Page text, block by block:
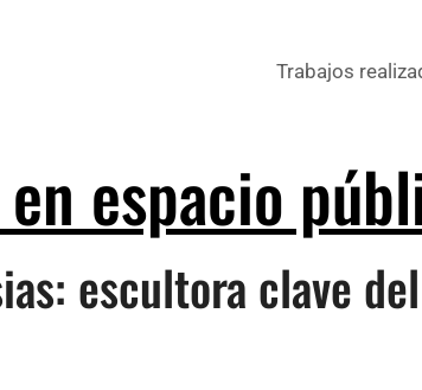
Trabajos
espacio
escultora clave